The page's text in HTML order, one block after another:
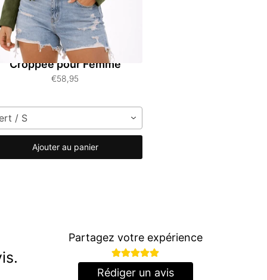
en Suédine à Franges
Croppée pour Femme
€58,95
/ S
Ajouter au panier
Partagez votre expérience
Rédiger un avis